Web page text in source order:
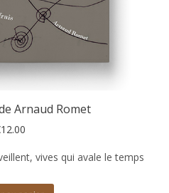
de Arnaud Romet
12.00
vives qui avale le temps